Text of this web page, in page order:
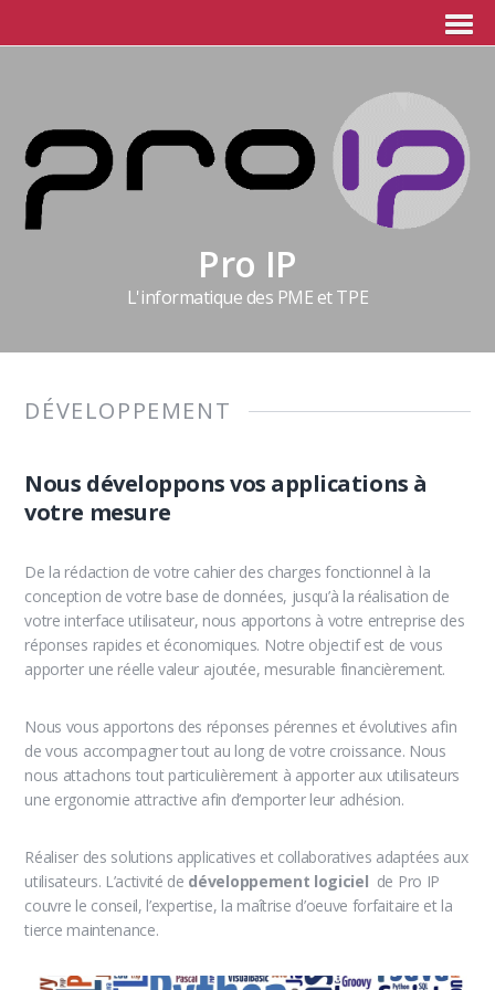
Pro IP
L'informatique des PME et TPE
DÉVELOPPEMENT
Nous développons vos applications à
votre mesure
De la rédaction de votre cahier des charges fonctionnel à la
conception de votre base de données, jusqu’à la réalisation de
votre interface utilisateur, nous apportons à votre entreprise des
réponses rapides et économiques. Notre objectif est de vous
apporter une réelle valeur ajoutée, mesurable financièrement.
Nous vous apportons des réponses pérennes et évolutives afin
de vous accompagner tout au long de votre croissance. Nous
nous attachons tout particulièrement à apporter aux utilisateurs
une ergonomie attractive afin d’emporter leur adhésion.
Réaliser des solutions applicatives et collaboratives adaptées aux
utilisateurs. L’activité de développement logiciel de Pro IP
couvre le conseil, l’expertise, la maîtrise d’oeuve forfaitaire et la
tierce maintenance.